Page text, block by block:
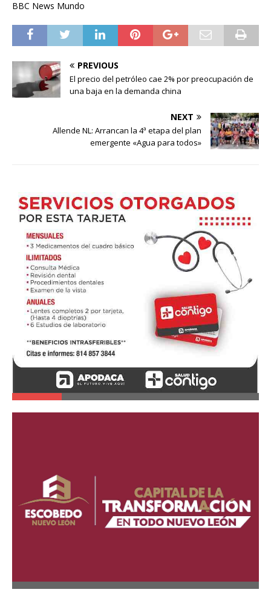
BBC News Mundo
PREVIOUS
El precio del petróleo cae 2% por preocupación de
una baja en la demanda china
NEXT
Allende NL: Arrancan la 4ª etapa del plan
emergente «Agua para todos»